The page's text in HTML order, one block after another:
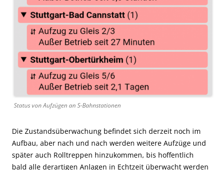
Status von Aufzügen an S-Bahnstationen
Die Zustandsüberwachung befindet sich derzeit noch im
Aufbau, aber nach und nach werden weitere Aufzüge und
später auch Rolltreppen hinzukommen, bis hoffentlich
bald alle derartigen Anlagen in Echtzeit überwacht werden